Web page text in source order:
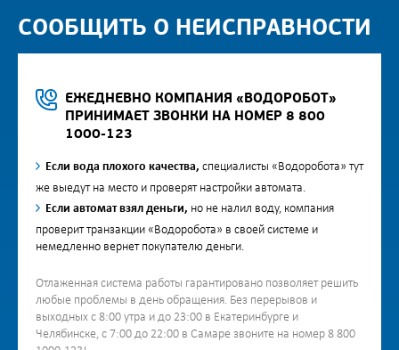
СООБЩИТЬ О НЕИСПРАВНОСТИ
ЕЖЕДНЕВНО КОМПАНИЯ «ВОДОРОБОТ»
ПРИНИМАЕТ ЗВОНКИ НА НОМЕР 8 800
1000-123
Если вода плохого качества, специалисты «Водоробота» тут
же выедут на место и проверят настройки автомата.
Если автомат взял деньги, но не налил воду, компания
проверит транзакции «Водоробота» в своей системе и
немедленно вернет покупателю деньги.
Отлаженная система работы гарантировано позволяет решить
любые проблемы в день обращения. Без перерывов и
выходных с 8:00 утра и до 23:00 в Екатеринбурге и
Челябинске, с 7:00 до 22:00 в Самаре звоните на номер 8 800